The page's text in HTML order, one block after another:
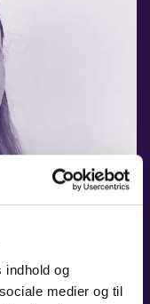
indhold og
medier og til